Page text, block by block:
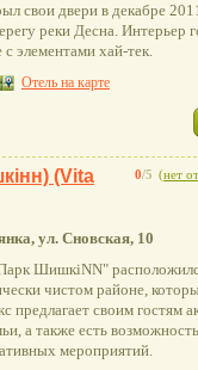
свои двери в декабре
реки Десна. Интерьер
элементами хай-тек.
Отель на карте
0/5 (нет
(Vita
ул. Сновская, 10
ШишкіNN"
чистом районе,
предлагает своим гостям
а также есть
мероприятий.